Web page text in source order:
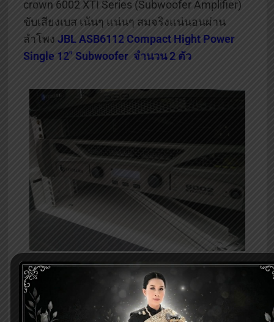
crown 6002 XTI Series (Subwoofer Amplifier)
ขับเสียงเบส เน้นๆ แน่นๆ สมจริงแน่นอนผ่าน
ลำโพง JBL ASB6112 Compact Hight Power
Single 12″ Subwoofer จำนวน 2 ตัว
ภาพถ่ายจากสถานที่จริง